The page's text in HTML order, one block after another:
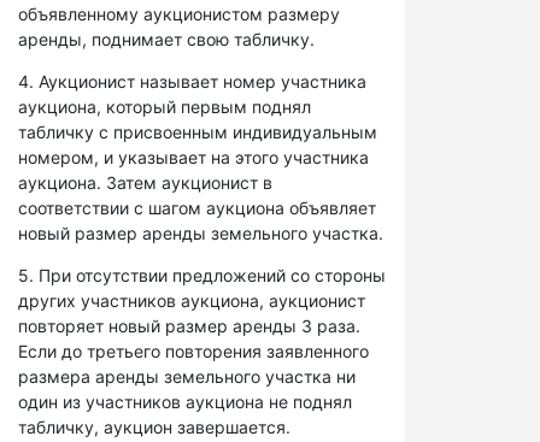
объявленному аукционистом размеру
аренды, поднимает свою табличку.
4. Аукционист называет номер участника
аукциона, который первым поднял
табличку с присвоенным индивидуальным
номером, и указывает на этого участника
аукциона. Затем аукционист в
соответствии с шагом аукциона объявляет
новый размер аренды земельного участка.
5. При отсутствии предложений со стороны
других участников аукциона, аукционист
повторяет новый размер аренды 3 раза.
Если до третьего повторения заявленного
размера аренды земельного участка ни
один из участников аукциона не поднял
табличку, аукцион завершается.